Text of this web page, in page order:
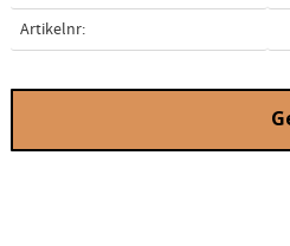
Artikelnr